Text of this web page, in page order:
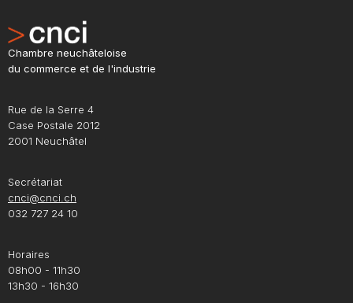
Chambre neuchâteloise
du commerce et de l'industrie
Rue de la Serre 4
Case Postale 2012
2001 Neuchâtel
Secrétariat
cnci@cnci.ch
032 727 24 10
Horaires
08h00 - 11h30
13h30 - 16h30